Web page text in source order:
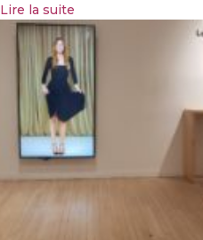
e
Lire la suite